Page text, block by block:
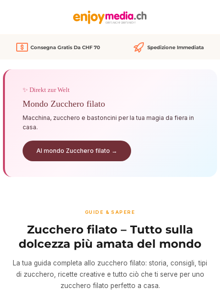
Consegna Gratis Da CHF 70 Spedizione Immediata
✨ Direkt zur Welt
Mondo Zucchero filato
Macchina, zucchero e bastoncini per la tua magia da fiera in
casa.
Al mondo Zucchero filato →
GUIDE & SAPERE
Zucchero filato – Tutto sulla
dolcezza più amata del mondo
La tua guida completa allo zucchero filato: storia, consigli, tipi
di zucchero, ricette creative e tutto ciò che ti serve per uno
zucchero filato perfetto a casa.